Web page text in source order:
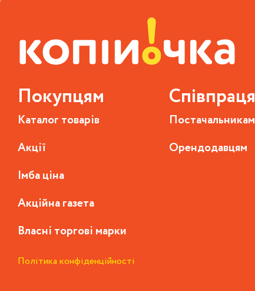
Покупцям
Каталог товарів
Акції
Імба ціна
Акційна газета
Власні торгові марки
Співпраця
Постачальникам
Орендодавцям
Політика конфіденційності